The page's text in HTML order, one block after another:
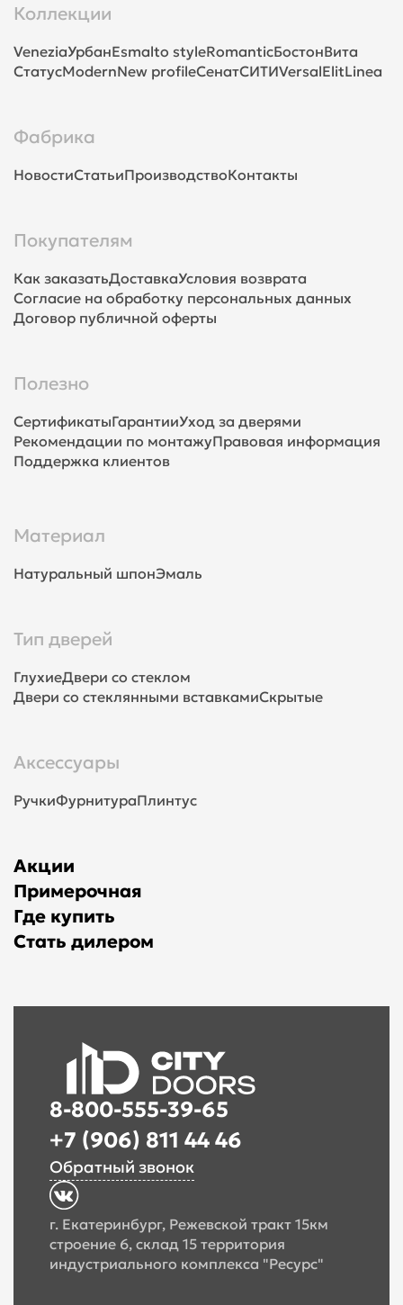
Коллекции
VeneziaУрбанEsmalto styleRomanticБостонВита
СтатусModernNew profileСенатСИТИVersalElitLinea
Фабрика
НовостиСтатьиПроизводствоКонтакты
Покупателям
Как заказатьДоставкаУсловия возврата
Согласие на обработку персональных данных
Договор публичной оферты
Полезно
СертификатыГарантииУход за дверями
Рекомендации по монтажуПравовая информация
Поддержка клиентов
Материал
Натуральный шпонЭмаль
Тип дверей
ГлухиеДвери со стеклом
Двери со стеклянными вставкамиСкрытые
Аксессуары
РучкиФурнитураПлинтус
Акции
Примерочная
Где купить
Стать дилером
8-800-555-39-65
+7 (906) 811 44 46
Обратный звонок
г. Екатеринбург, Режевской тракт 15км
строение 6, склад 15 территория
индустриального комплекса "Ресурс"